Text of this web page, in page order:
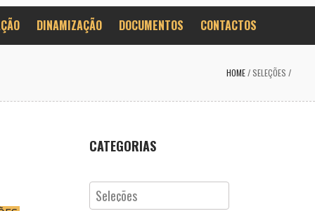
DINAMIZAÇÃO DOCUMENTOS CONTACTOS
HOME /SELEÇÕES /
CATEGORIAS
Categorias